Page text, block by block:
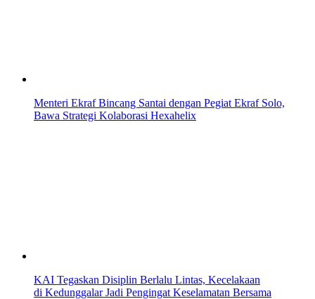
Menteri Ekraf Bincang Santai dengan Pegiat Ekraf Solo,
Bawa Strategi Kolaborasi Hexahelix
KAI Tegaskan Disiplin Berlalu Lintas, Kecelakaan
di Kedunggalar Jadi Pengingat Keselamatan Bersama